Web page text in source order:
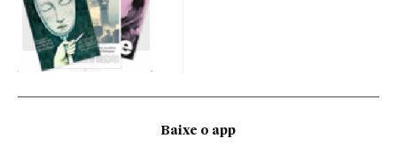
Baixe o app